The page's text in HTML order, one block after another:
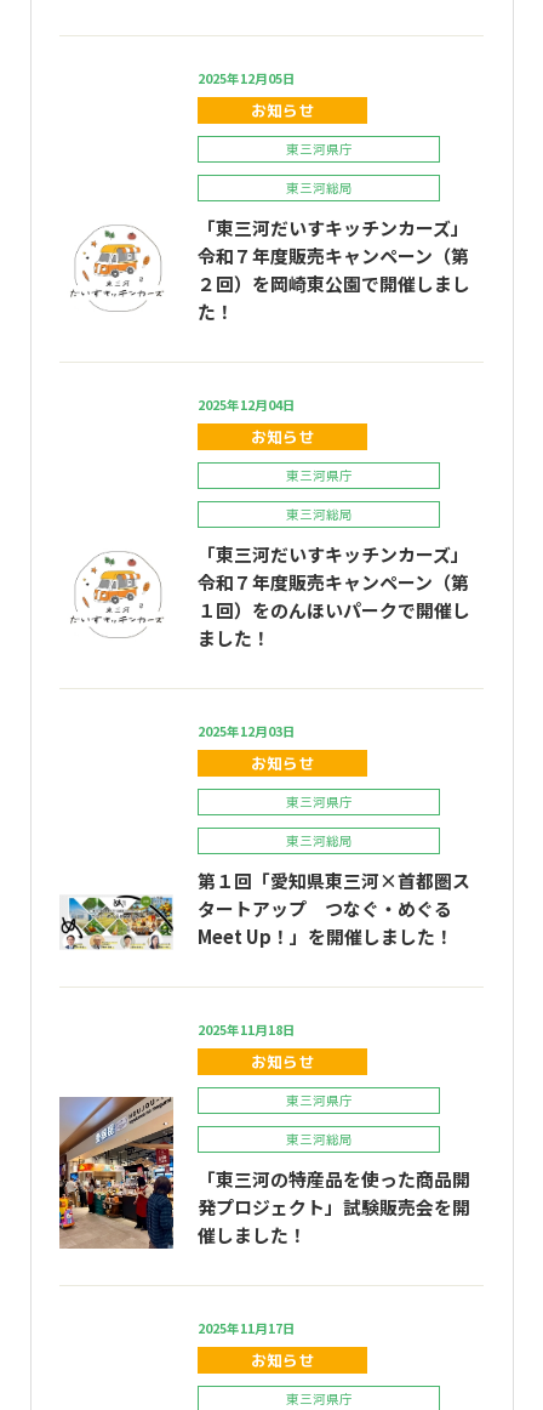
2025年12月05日
お知らせ
東三河県庁
東三河総局
「東三河だいすキッチンカーズ」
令和７年度販売キャンペーン（第
２回）を岡崎東公園で開催しまし
た！
2025年12月04日
お知らせ
東三河県庁
東三河総局
「東三河だいすキッチンカーズ」
令和７年度販売キャンペーン（第
１回）をのんほいパークで開催し
ました！
2025年12月03日
お知らせ
東三河県庁
東三河総局
第１回「愛知県東三河×首都圏ス
タートアップ つなぐ・めぐる
Meet Up！」を開催しました！
2025年11月18日
お知らせ
東三河県庁
東三河総局
「東三河の特産品を使った商品開
発プロジェクト」試験販売会を開
催しました！
2025年11月17日
お知らせ
東三河県庁